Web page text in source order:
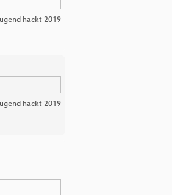
hackt 2019
hackt 2019